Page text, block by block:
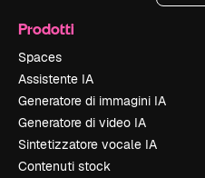
Prodotti
Spaces
Assistente IA
Generatore di immagini IA
Generatore di video IA
Sintetizzatore vocale IA
Contenuti stock